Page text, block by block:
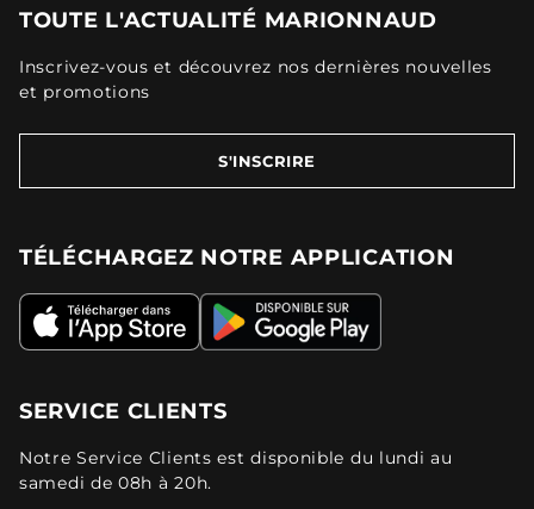
TOUTE L'ACTUALITÉ MARIONNAUD
Inscrivez-vous et découvrez nos dernières nouvelles
et promotions
S'INSCRIRE
TÉLÉCHARGEZ NOTRE APPLICATION
SERVICE CLIENTS
Notre Service Clients est disponible du lundi au
samedi de 08h à 20h.